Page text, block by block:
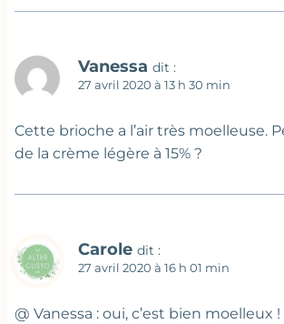
Vanessa dit :
27 avril 2020 à 13 h 30 min
Cette brioche a l’air très moelleuse.
de la crème légère à 15% ?
Carole dit :
27 avril 2020 à 16 h 01 min
@ Vanessa : oui, c’est bien moelleux